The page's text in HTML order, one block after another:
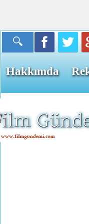
Hakkımda